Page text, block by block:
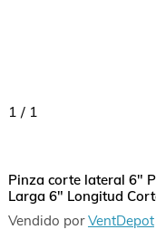
1 / 1
Pinza corte lateral 6"
Larga 6" Longitud
Vendido porVentDepot